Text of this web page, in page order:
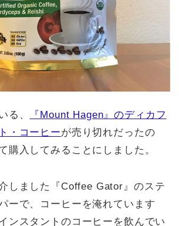
る、
『Mount Hagen』のディカフ
・コーヒーが売り切れだったの
購入してみることにしました。
しました『Coffee Gator』のステ
ーで、コーヒーを淹れています
ンスタントのコーヒーを飲んでい